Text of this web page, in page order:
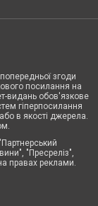
згоди
посилання на
видань обов'язкове
гіперпосилання
в якості джерела.
"Пресреліз",
правах реклами.